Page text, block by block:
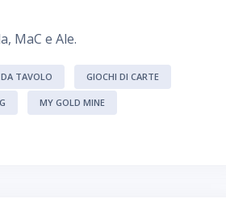
MaC e Ale.
TAVOLO GIOCHI DI CARTE
MY GOLD MINE